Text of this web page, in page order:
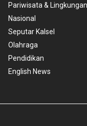
Pariwisata &
Nasional
Seputar Kalsel
Olahraga
Pendidikan
English News